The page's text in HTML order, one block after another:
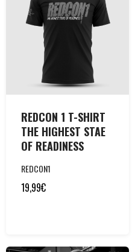
REDCON 1 T-SHIRT
THE HIGHEST STAE
OF READINESS
REDCON1
19,99€